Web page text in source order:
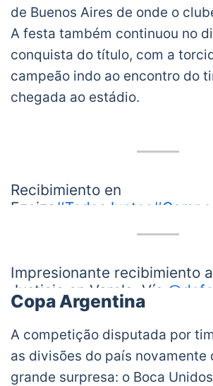
de Buenos Aires de onde o
A festa também continuou no
conquista do título, com a
campeão indo ao encontro do
chegada ao estádio.
Recibimiento en
Ezeiza #TodosJuntos
(@ClubDefensayJus)January
Impresionante recibimiento
Justicia en Varela. Vía
pic.twitter.com/YQ9UKG7t9F
— VarskySports
2021
Copa Argentina
A competição disputada por
as divisões do país novamente
grande surpresa: o Boca